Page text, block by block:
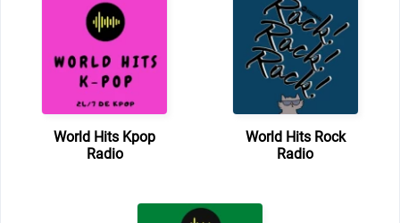
World Hits Kpop
Radio
World Hits Rock
Radio